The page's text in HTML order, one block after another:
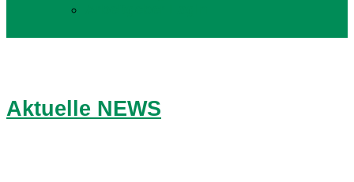
Aktuelle NEWS